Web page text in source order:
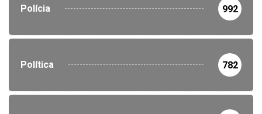
Polícia 992
Política 782